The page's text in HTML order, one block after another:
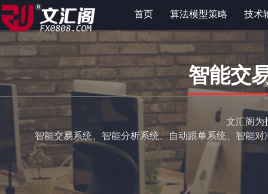
首页 算法模型策略 技术
智能交
文汇阁为
智能交易系统、智能分析系统、自动跟单系统、智能